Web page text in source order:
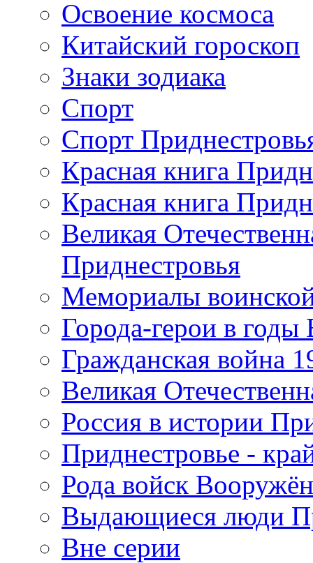
Освоение космоса
Китайский гороскоп
Знаки зодиака
Спорт
Спорт
Красная книга
Красная книга
Великая
Приднестровья
Мемориалы
Города-герои в
Гражданская война
Великая
Россия в истории
Приднестровье -
Рода войск
Выдающиеся люди
Вне серии